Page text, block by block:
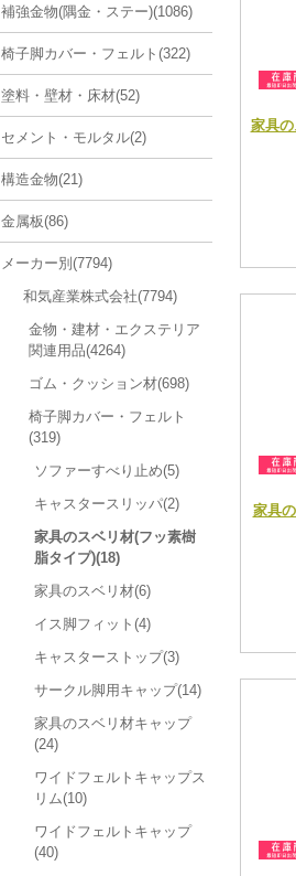
補強金物(隅金・ステー)(1086)
椅子脚カバー・フェルト(322)
塗料・壁材・床材(52)
セメント・モルタル(2)
構造金物(21)
金属板(86)
メーカー別(7794)
和気産業株式会社(7794)
金物・建材・エクステリア
関連用品(4264)
ゴム・クッション材(698)
椅子脚カバー・フェルト
(319)
ソファーすべり止め(5)
キャスタースリッパ(2)
家具のスベリ材(フッ素樹
脂タイプ)(18)
家具のスベリ材(6)
イス脚フィット(4)
キャスターストップ(3)
サークル脚用キャップ(14)
家具のスベリ材キャップ
(24)
ワイドフェルトキャップス
リム(10)
ワイドフェルトキャップ
(40)
家具
家具